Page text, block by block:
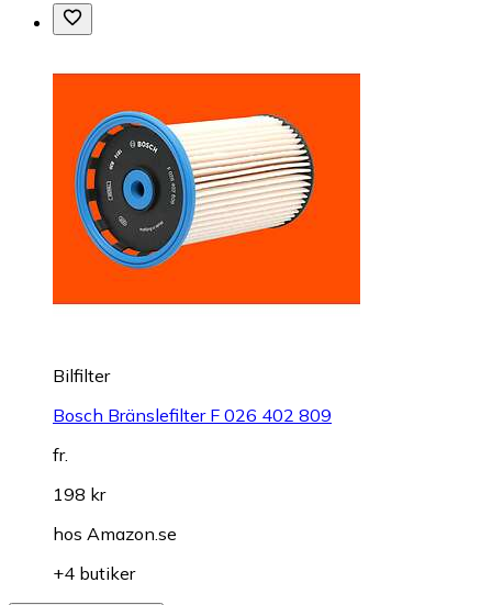
Bilfilter
Bosch Bränslefilter F 026 402 809
fr.
198 kr
hos Amazon.se
+4 butiker